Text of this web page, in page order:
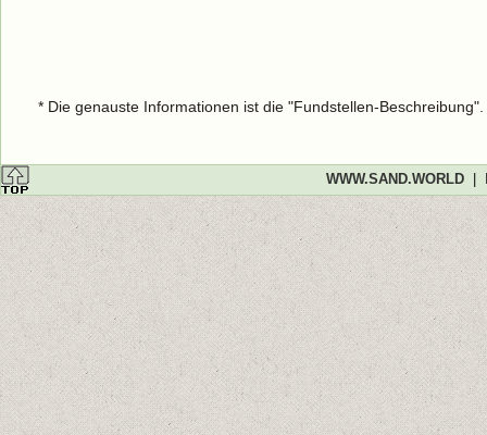
* Die genauste Informationen ist die "Fundstellen-
WWW.SAND.WORLD|